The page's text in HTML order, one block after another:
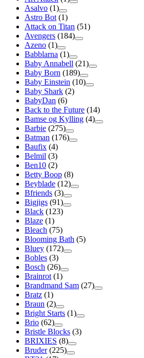
Asalvo (1)
Astro Bot (1)
Attack on Titan (51)
Avengers (184)
Azeno (1)
Babblarna (1)
Baby Annabell (21)
Baby Born (189)
Baby Einstein (10)
Baby Shark (2)
BabyDan (6)
Back to the Future (14)
Bamse og Kylling (4)
Barbie (275)
Batman (176)
Baufix (4)
Belmil (3)
Ben10 (2)
Betty Boop (8)
Beyblade (12)
Bfriends (3)
Bigjigs (91)
Black (123)
Blaze (1)
Bleach (75)
Blooming Bath (5)
Bluey (172)
Bobles (3)
Bosch (26)
Brainrot (1)
Brandmand Sam (27)
Bratz (1)
Braun (2)
Bright Starts (1)
Brio (62)
Bristle Blocks (3)
BRIXIES (8)
Bruder (225)